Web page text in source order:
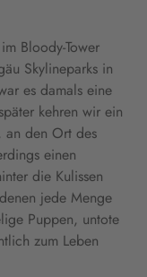
Bloody-Tower
Skylineparks in
es damals eine
kehren wir ein
an den Ort des
einen
die Kulissen
jede Menge
Puppen, untote
zum Leben